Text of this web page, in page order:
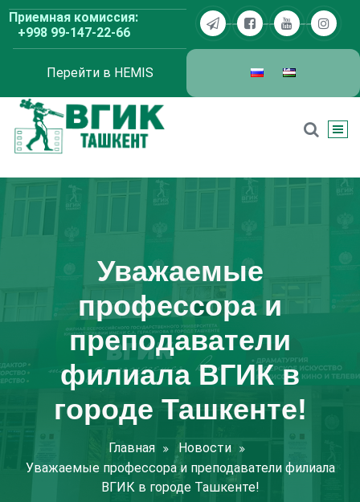
Перейти
содержимому
Приемная комиссия:
+998 99-147-22-66
Перейти в HEMIS
Уважаемые
профессора и
преподаватели
филиала ВГИК в
городе Ташкенте!
Главная
Новости
Уважаемые профессора и преподаватели филиала
ВГИК в городе Ташкенте!